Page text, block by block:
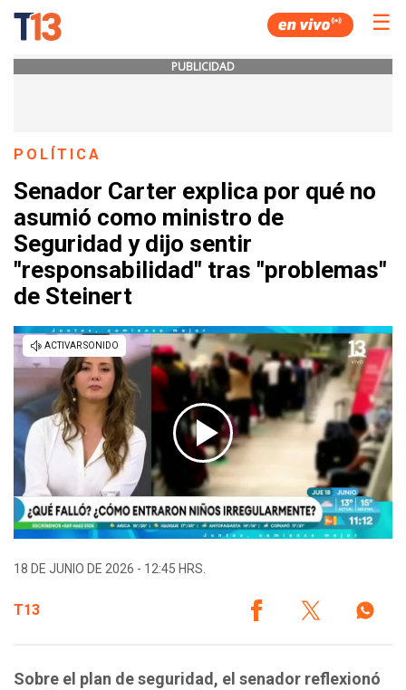
☰
PUBLICIDAD
POLÍTICA
Senador Carter explica por qué no
asumió como ministro de
Seguridad y dijo sentir
"responsabilidad" tras "problemas"
de Steinert
18 DE JUNIO DE 2026 - 12:45 HRS.
T13
Sobre el plan de seguridad, el senador reflexionó